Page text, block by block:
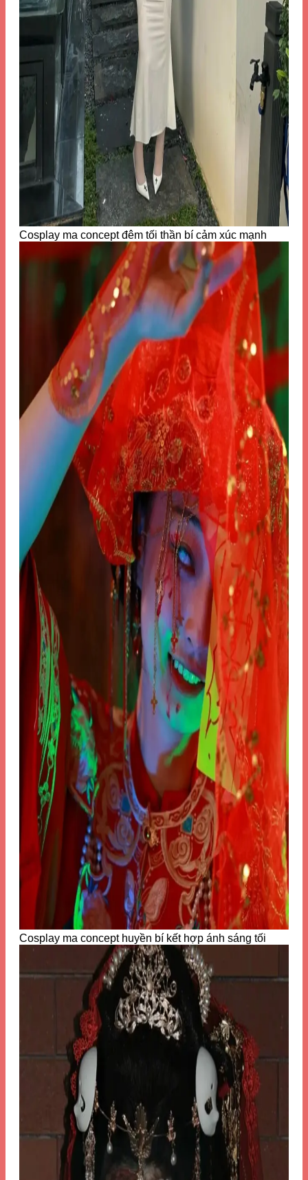
Cosplay ma concept đêm tối thần bí cảm xúc mạnh
Cosplay ma concept huyền bí kết hợp ánh sáng tối